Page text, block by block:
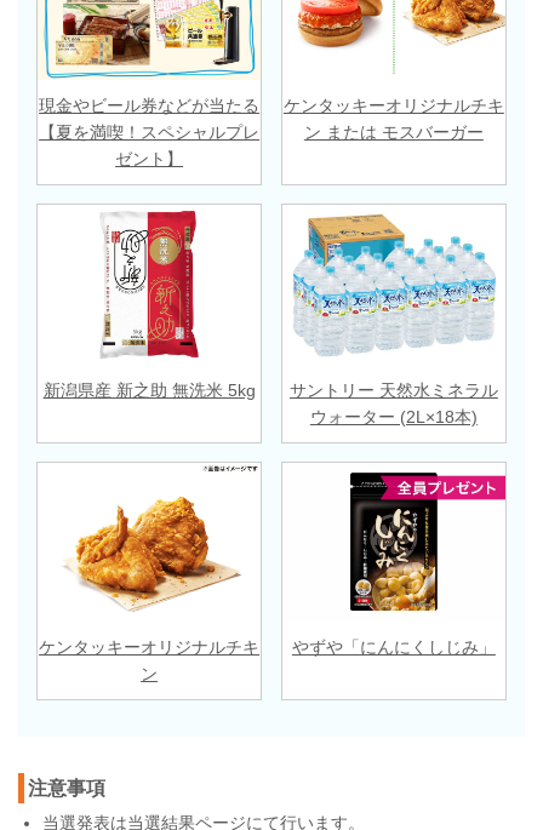
現金やビール券などが当たる
【夏を満喫！スペシャルプレ
ゼント】
ケンタッキーオリジナルチキ
ン または モスバーガー
新潟県産 新之助 無洗米 5kg
サントリー 天然水ミネラル
ウォーター (2L×18本)
ケンタッキーオリジナルチキ
ン
やずや「にんにくしじみ」
注意事項
当選発表は当選結果ページにて行います。